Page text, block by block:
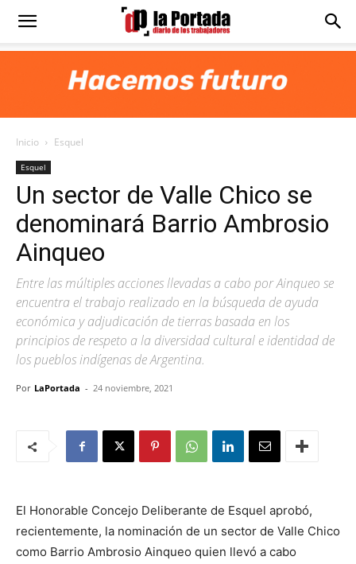
Diario
Portada
Inicio Esquel
Esquel
Un sector de Valle Chico se
denominará Barrio Ambrosio
Ainqueo
Entre las múltiples acciones llevadas a cabo por Ainqueo se
encuentra el trabajo realizado en la búsqueda de ayuda
económica y adjudicación de tierras basada en los
principios de respeto a la diversidad cultural e identidad de
los pueblos indígenas de Argentina.
Por LaPortada - 24 noviembre, 2021
El Honorable Concejo Deliberante de Esquel aprobó,
recientemente, la nominación de un sector de Valle Chico
como Barrio Ambrosio Ainqueo quien llevó a cabo